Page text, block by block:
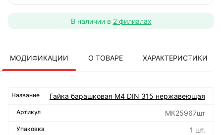
В наличии в 2 филиалах
МОДИФИКАЦИИ О ТОВАРЕ ХАРАКТЕРИСТИКИ
Гайка барашковая М4 DIN 315 нержавеющая
МК25967шт
1 шт.